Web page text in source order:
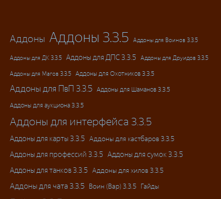
Аддоны Аддоны 3.3.5 Аддоны для Воинов 3.3.5
Аддоны для ДК 3.3.5 Аддоны для ДПС 3.3.5 Аддоны для Друидов 3.3.5
Аддоны для Магов 3.3.5 Аддоны для Охотников 3.3.5
Аддоны для ПвП 3.3.5 Аддоны для Шаманов 3.3.5
Аддоны для аукциона 3.3.5
Аддоны для интерфейса 3.3.5
Аддоны для карты 3.3.5 Аддоны для кастбаров 3.3.5
Аддоны для профессий 3.3.5 Аддоны для сумок 3.3.5
Аддоны для танков 3.3.5 Аддоны для хилов 3.3.5
Аддоны для чата 3.3.5 Воин (Вар) 3.3.5 Гайды